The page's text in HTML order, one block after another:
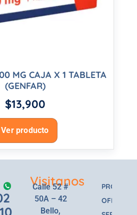
MG CAJA X 1 TABLETA
(GENFAR)
$13,900
Ver producto
Visitanos
Calle 52 #
50A – 42
Bello,
OFERTAS